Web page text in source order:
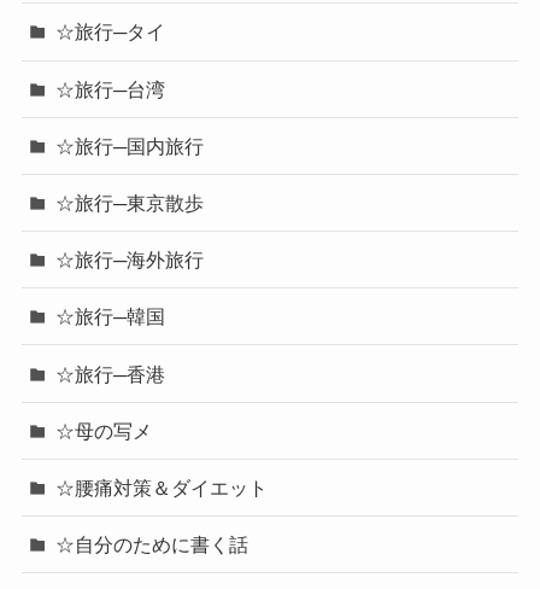
☆旅行─タイ
☆旅行─台湾
☆旅行─国内旅行
☆旅行─東京散歩
☆旅行─海外旅行
☆旅行─韓国
☆旅行─香港
☆母の写メ
☆腰痛対策＆ダイエット
☆自分のために書く話